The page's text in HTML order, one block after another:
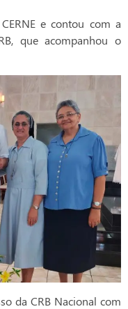
e contou com a
que acompanhou o
da CRB Nacional com